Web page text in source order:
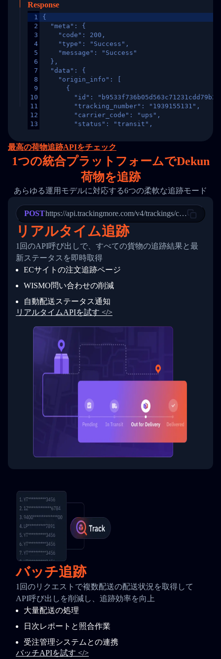
Response
1
2
3
4
5
6
7
8
9
10
11
12
13
15
16
17
18
20
21
22
23
24
25
26
27
28
29
30
31
33
34
{
  "meta": {
    "code": 200,
    "type": "Success",
    "message": "Success"
  },
  "data": {
    "origin_info": [
      {
"id":
        "tracking_number": "1939155131",
        "carrier_code": "ups",
        "status": "transit",
"destination_country": "United
        "itemTimeLength": 2,
        "weblink": "",
        "phone": null,
        "trackinfo": [
          {
            "Date": "2017-03-08 04: 22: 00",
"StatusDescription": "Departed
"Details": "Departed Facility
          },
          {
            "Date": "2017-03-06 15:28:00",
"StatusDescription": "Shipment
"Details": "BEIJING-
          }
        ]
      }
  }
}
最高の荷物追跡APIをチェック
1つの統合プラットフォームでDekun
荷物を追跡
あらゆる運用モデルに対応する6つの柔軟な追跡モード
POSThttps://api.trackingmore.com/v4/trackings/create
リアルタイム追跡
1回のAPI呼び出しで、すべての貨物の追跡結果と最
新ステータスを即時取得
ECサイトの注文追跡ページ
WISMO問い合わせの削減
自動配送ステータス通知
リアルタイムAPIを試す </>
バッチ追跡
1回のリクエストで複数配送の配送状況を取得して
API呼び出しを削減し、追跡効率を向上
大量配送の処理
日次レポートと照合作業
受注管理システムとの連携
バッチAPIを試す </>